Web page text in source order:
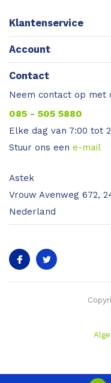
Klantenservice
Account
Contact
Neem contact op met
085 - 505 5880
Elke dag van 7:00 tot
Stuur ons een e-mail
Astek
Vrouw Avenweg 672,
Nederland